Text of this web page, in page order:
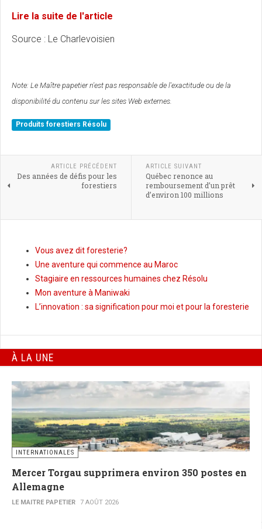
Lire la suite de l'article
Source : Le Charlevoisien
Note: Le Maître papetier n'est pas responsable de l'exactitude ou de la
disponibilité du contenu sur les sites Web externes.
Produits forestiers Résolu
ARTICLE PRÉCÉDENT
Des années de défis pour les
forestiers
ARTICLE SUIVANT
Québec renonce au
remboursement d’un prêt
d’environ 100 millions
Vous avez dit foresterie?
Une aventure qui commence au Maroc
Stagiaire en ressources humaines chez Résolu
Mon aventure à Maniwaki
L’innovation : sa signification pour moi et pour la foresterie
À LA UNE
INTERNATIONALES
Mercer Torgau supprimera environ 350 postes en
Allemagne
LE MAITRE PAPETIER 7 AOÛT 2026